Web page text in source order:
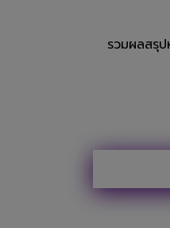
รวมผลสรุ